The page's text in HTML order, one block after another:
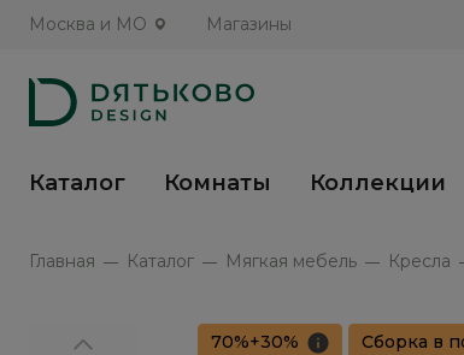
Москва и МО Магазины
Каталог Комнаты Коллекции
Главная Каталог Мягкая мебель Кресла
70%+30% Сборка в